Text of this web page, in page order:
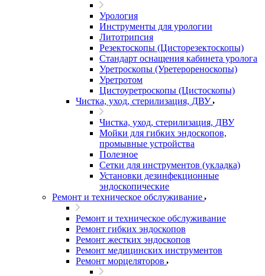
Урология
Инструменты для урологии
Литотрипсия
Резектоскопы (Цисторезектоскопы)
Стандарт оснащения кабинета уролога
Уретроскопы (Уретерореноскопы)
Уретротом
Цистоуретроскопы (Цистоскопы)
Чистка, уход, стерилизация, ДВУ
Чистка, уход, стерилизация, ДВУ
Мойки для гибких эндоскопов,
промывные устройства
Полезное
Сетки для инструментов (укладка)
Установки дезинфекционные
эндоскопические
Ремонт и техническое обслуживание
Ремонт и техническое обслуживание
Ремонт гибких эндоскопов
Ремонт жестких эндоскопов
Ремонт медицинских инструментов
Ремонт морцеляторов